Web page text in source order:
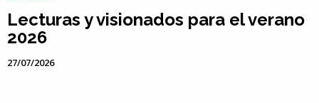
Lecturas y visionados para el verano
2026
27/07/2026